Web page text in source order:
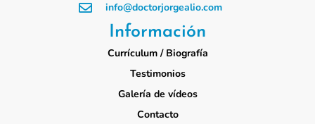
info@doctorjorgealio.com
Información
Currículum / Biografía
Testimonios
Galería de vídeos
Contacto